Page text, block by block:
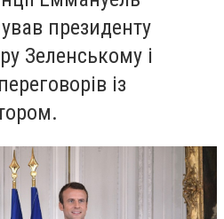
президенту
Зеленському і
із